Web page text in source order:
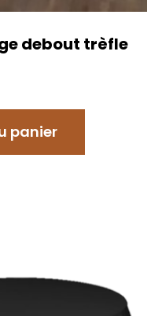
debout trèfle
panier